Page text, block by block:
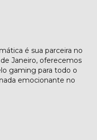
é sua parceira no
Janeiro, oferecemos
gaming para todo o
emocionante no